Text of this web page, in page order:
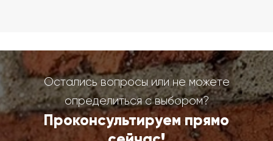
Остались вопросы или не можете
определиться с выбором?
Проконсультируем прямо